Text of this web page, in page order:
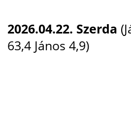
2026.04.22. Szerda
63,4 János 4,9)